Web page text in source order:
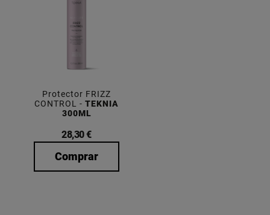
Protector FRIZZ
CONTROL - TEKNIA
300ML
28,30 €
Comprar